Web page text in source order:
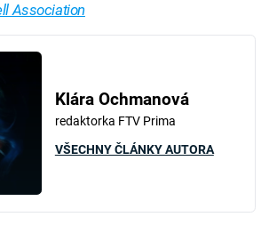
Association
Klára Ochmanová
redaktorka FTV Prima
VŠECHNY ČLÁNKY AUTORA